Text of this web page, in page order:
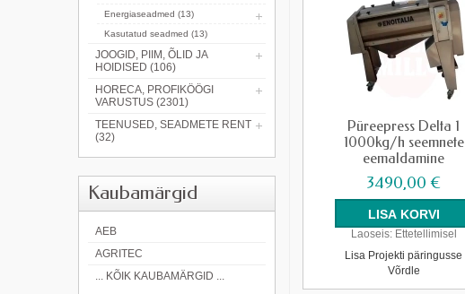
Energiaseadmed (13)
Kasutatud seadmed (13)
JOOGID, PIIM, ÕLID JA
HOIDISED (106)
HORECA, PROFIKÖÖGI
VARUSTUS (2301)
TEENUSED, SEADMETE RENT
(32)
Kaubamärgid
AEB
AGRITEC
... KÕIK KAUBAMÄRGID ...
Püreepress Delta 1
1000kg/h seemnete
eemaldamine
3490,00 €
Laoseis: Ettetellimisel
Lisa Projekti päringusse
Võrdle